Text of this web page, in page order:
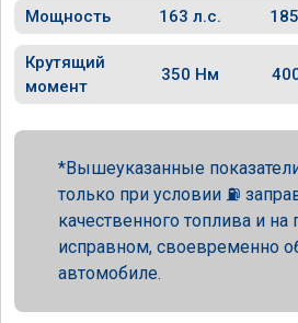
Мощность 163 л.с.
Крутящий
момент
350 Нм
Вышеуказанные
только при условии ⛽
качественного топлива и на
исправном, своевременно
автомобиле.